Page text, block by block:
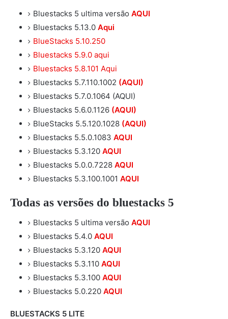
Bluestacks 5 ultima versão AQUI
Bluestacks 5.13.0 Aqui
BlueStacks 5.10.250
Bluestacks 5.9.0 aqui
Bluestacks 5.8.101 Aqui
Bluestacks 5.7.110.1002 (AQUI)
Bluestacks 5.7.0.1064 (AQUI)
Bluestacks 5.6.0.1126 (AQUI)
BlueStacks 5.5.120.1028 (AQUI)
Bluestacks 5.5.0.1083 AQUI
Bluestacks 5.3.120 AQUI
Bluestacks 5.0.0.7228 AQUI
Bluestacks 5.3.100.1001 AQUI
Todas as versões do bluestacks 5
Bluestacks 5 ultima versão AQUI
Bluestacks 5.4.0 AQUI
Bluestacks 5.3.120 AQUI
Bluestacks 5.3.110 AQUI
Bluestacks 5.3.100 AQUI
Bluestacks 5.0.220 AQUI
BLUESTACKS 5 LITE